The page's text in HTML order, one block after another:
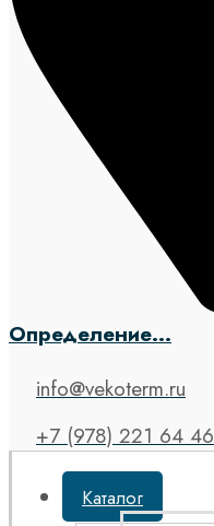
Определение...
info@vekoterm.ru
+7 (978) 221 64 46
Каталог